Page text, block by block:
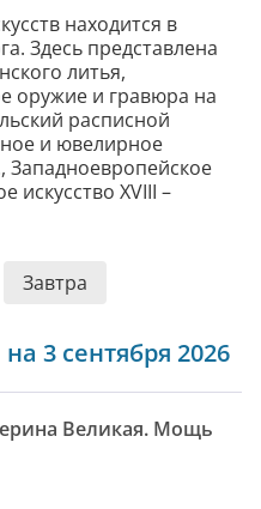
находится в
Здесь представлена
литья,
оружие и гравюра на
расписной
и ювелирное
Западноевропейское
искусство XVIII –
Завтра
3 сентября 2026
Великая. Мощь